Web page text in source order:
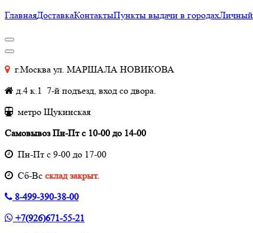
ГлавнаяДоставкаКонтактыПункты выдачи в городахЛичный
г.Москва ул. МАРШАЛА НОВИКОВА
д.4 к.1 7-й подъезд, вход со двора.
метро Щукинская
Самовывоз Пн-Пт с 10-00 до 14-00
Пн-Пт с 9-00 до 17-00
Cб-Вс склад закрыт.
8-499-390-38-00
+7(926)671-55-21